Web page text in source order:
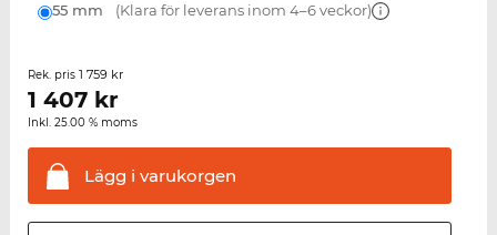
55 mm (Klara för leverans inom 4–6 veckor)
Rek. pris 1 759 kr
1 407kr
Inkl. 25.00 % moms
Lägg i varukorgen